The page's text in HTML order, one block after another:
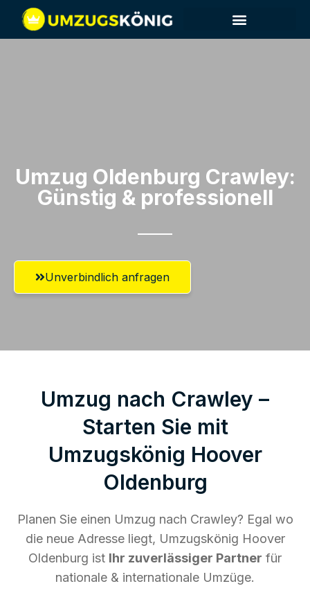
Umzug Oldenburg​ Crawley:
Günstig & professionell​
Unverbindlich anfragen
Umzug nach Crawley –
Starten Sie mit
Umzugskönig Hoover
Oldenburg
Planen Sie einen Umzug nach Crawley? Egal wo
die neue Adresse liegt, Umzugskönig Hoover
Oldenburg ist Ihr zuverlässiger Partner für
nationale & internationale Umzüge.